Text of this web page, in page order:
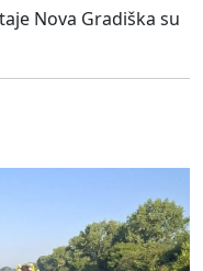
Nova Gradiška su